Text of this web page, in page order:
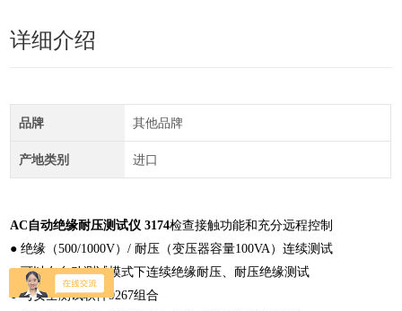
详细介绍
品牌 其他品牌
产地类别 进口
AC自动绝缘耐压测试仪 3174检查接触功能和充分远程控制
● 绝缘（500/1000V）/ 耐压（变压器容量100VA）连续测试
● 可以在自动测试模式下连续绝缘耐压、耐压绝缘测试
● 与安全测试软件9267组合